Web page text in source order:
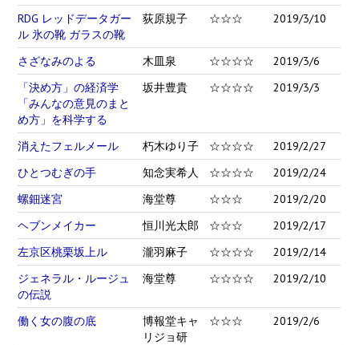
RDG レッドデータガー
ル 氷の靴 ガラスの靴
荻原規子 ☆☆☆ 2019/3/10
さざなみのよる 木皿泉 ☆☆☆☆
2019/3/6
「決め方」の経済学
「みんなの意見のまと
め方」を科学する
坂井豊貴 ☆☆☆☆ 2019/3/3
消えたフェルメール 朽木ゆり子 ☆☆☆☆
2019/2/27
ひとつむぎの手
知念実希人 ☆☆☆☆
2019/2/24
螺鈿迷宮
海堂尊 ☆☆☆
2019/2/20
ヘブンメイカー
恒川光太郎 ☆☆☆
2019/2/17
左京区桃栗坂上ル
瀧羽麻子 ☆☆☆☆
2019/2/14
ジェネラル・ルージュ
の伝説
海堂尊 ☆☆☆☆ 2019/2/10
働く女の腹の底
博報堂キャ
リジョ研
☆☆☆ 2019/2/6